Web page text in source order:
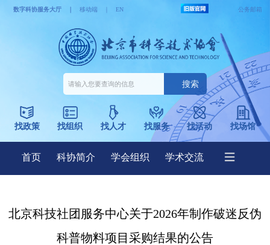
北京科技社团服务中心关于2026年制作破迷反伪
科普物料项目采购结果的公告